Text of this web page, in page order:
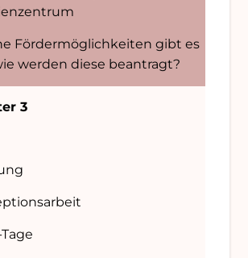
Fördermöglichkeiten gibt es
werden diese beantragt?
3